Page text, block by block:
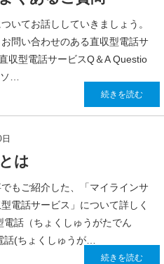
いてお話ししていきましょう。
問い合わせのある直収型電話サ
収型電話サービスQ＆A Questio
ソ…
続きを読む
は
もご紹介した、「マイラインサ
電話サービス」について詳しく
話（ちょくしゅうがたでん
話(ちょくしゅうが…
続きを読む